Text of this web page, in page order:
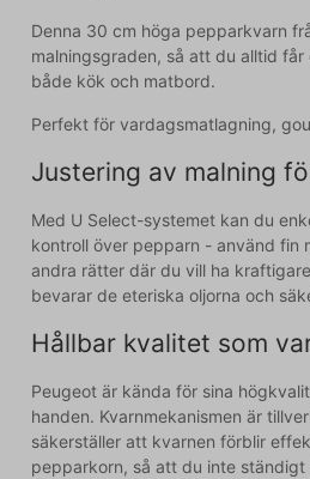
Denna 30 cm höga pepparkvarn
malningsgraden, så att du alltid
både kök och matbord.
Perfekt för vardagsmatlagning,
Justering av malning
Med U Select-systemet kan du
kontroll över pepparn - använd fin
andra rätter där du vill ha
bevarar de eteriska oljorna och
Hållbar kvalitet som
Peugeot är kända för sina
handen. Kvarnmekanismen är
säkerställer att kvarnen förblir
pepparkorn, så att du inte